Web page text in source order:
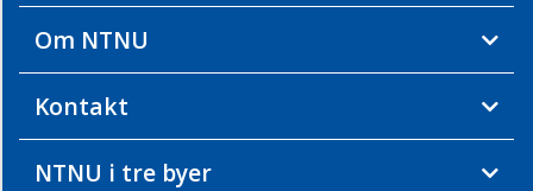
Om NTNU
Kontakt
NTNU i tre byer